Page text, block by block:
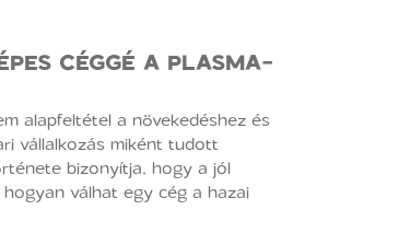
CÉGGÉ A PLASMA-
alapfeltétel a növekedéshez és
vállalkozás miként tudott
bizonyítja, hogy a jól
válhat egy cég a hazai